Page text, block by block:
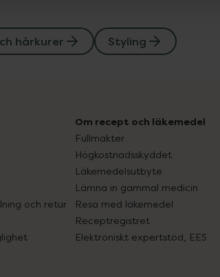
hårkurer Styling
och retur
Om recept och läkemedel
Fullmakter
Högkostnadsskyddet
Läkemedelsutbyte
Lämna in gammal medicin
Resa med läkemedel
Receptregistret
Elektroniskt expertstöd, EES